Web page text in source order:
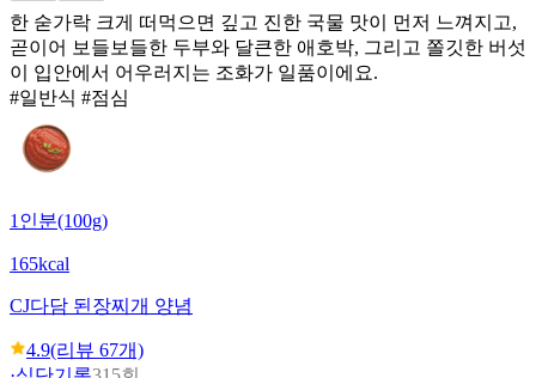
한 숟가락 크게 떠먹으면 깊고 진한 국물 맛이 먼저 느껴지고,
곧이어 보들보들한 두부와 달큰한 애호박, 그리고 쫄깃한 버섯
이 입안에서 어우러지는 조화가 일품이에요.
#일반식 #점심
1인분(100g)
165kcal
CJ다담 된장찌개 양념
4.9(리뷰 67개)